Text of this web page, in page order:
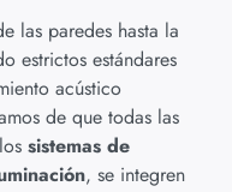
las paredes hasta la
estrictos estándares
acústico
de que todas las
sistemas de
, se integren